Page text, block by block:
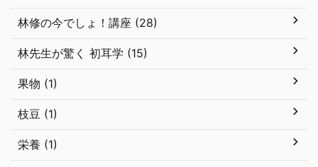
林修の今でしょ！講座 (28)
林先生が驚く 初耳学 (15)
果物 (1)
枝豆 (1)
栄養 (1)